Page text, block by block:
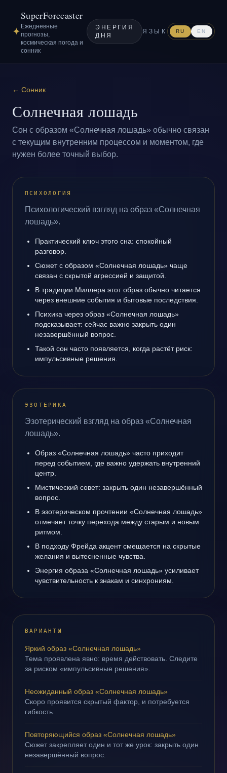
✦
SuperForecaster
Ежедневные
прогнозы,
космическая погода и
сонник
ЭНЕРГИЯ
ДНЯ
ЯЗЫК RU EN
← Сонник
Солнечная лошадь
Сон с образом «Солнечная лошадь» обычно связан
с текущим внутренним процессом и моментом, где
нужен более точный выбор.
ПСИХОЛОГИЯ
Психологический взгляд на образ «Солнечная
лошадь».
Практический ключ этого сна: спокойный
разговор.
Сюжет с образом «Солнечная лошадь» чаще
связан с скрытой агрессией и защитой.
В традиции Миллера этот образ обычно читается
через внешние события и бытовые последствия.
Психика через образ «Солнечная лошадь»
подсказывает: сейчас важно закрыть один
незавершённый вопрос.
Такой сон часто появляется, когда растёт риск:
импульсивные решения.
ЭЗОТЕРИКА
Эзотерический взгляд на образ «Солнечная
лошадь».
Образ «Солнечная лошадь» часто приходит
перед событием, где важно удержать внутренний
центр.
Мистический совет: закрыть один незавершённый
вопрос.
В эзотерическом прочтении «Солнечная лошадь»
отмечает точку перехода между старым и новым
ритмом.
В подходу Фрейда акцент смещается на скрытые
желания и вытесненные чувства.
Энергия образа «Солнечная лошадь» усиливает
чувствительность к знакам и синхрониям.
ВАРИАНТЫ
Яркий образ «Солнечная лошадь»
Тема проявлена явно: время действовать. Следите
за риском «импульсивные решения».
Неожиданный образ «Солнечная лошадь»
Скоро проявится скрытый фактор, и потребуется
гибкость.
Повторяющийся образ «Солнечная лошадь»
Сюжет закрепляет один и тот же урок: закрыть один
незавершённый вопрос.